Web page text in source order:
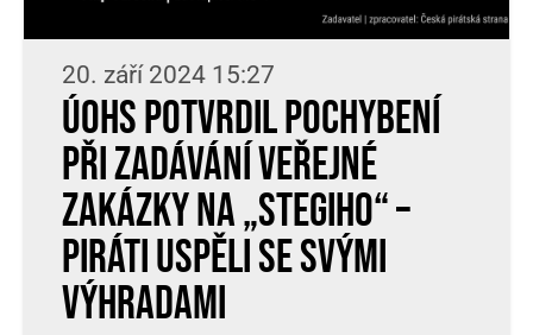
20. září 2024 15:27
ÚOHS potvrdil pochybení
při zadávání veřejné
zakázky na „Stegiho“ –
Piráti uspěli se svými
výhradami